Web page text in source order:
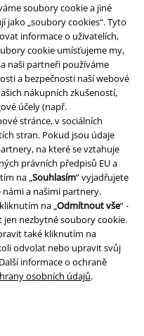
soubory cookie a jiné
jako „soubory cookies“. Tyto
informace o uživatelích,
cookie umísťujeme my,
naši partneři používáme
a bezpečnosti naší webové
nákupních zkušeností,
účely (např.
stránce, v sociálních
stran. Pokud jsou údaje
na které se vztahuje
právních předpisů EU a
na „Souhlasím“ vyjadřujete
a našimi partnery.
na „Odmítnout vše“ -
nezbytné soubory cookie.
také kliknutím na
odvolat nebo upravit svůj
informace o ochraně
osobních údajů.
prostředí